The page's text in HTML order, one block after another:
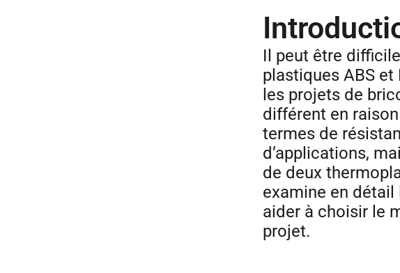
Il peut être
plastiques ABS
les projets de
différent en
termes de
d’applications,
de deux
examine en détail
aider à choisir le
projet.